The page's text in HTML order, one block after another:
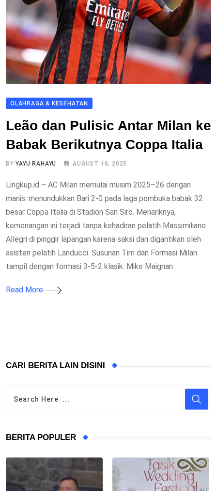
OLAHRAGA & KESEHATAN
Leão dan Pulisic Antar Milan ke
Babak Berikutnya Coppa Italia
BYYAYU RAHAYU AUGUST 18, 2025
Lingkup.id – AC Milan memulai musim 2025–26 dengan
manis: menundukkan Bari 2-0 pada laga pembuka babak 32
besar Coppa Italia di Stadion San Siro. Menariknya,
kemenangan ini terjadi tanpa kehadiran pelatih Massimiliano
Allegri di pinggir lapangan karena saksi dan digantikan oleh
asisten pelatih Landucci. Susunan Tim dan Formasi Milan
tampil dengan formasi 3-5-2 klasik. Mike Maignan
Read More
CARI BERITA LAIN DISINI
BERITA POPULER